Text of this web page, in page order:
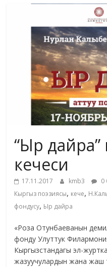
адабияты
“Ыр дайра”
кечеси
17.11.2017 kmb3 0
Кыргыз поэзиясы, кече,
фондусу, Ыр дайра
«Роза Отунбаеванын
фонду Улуттук
Кыргызстандагы эл-
жазуучулардын жана жаш